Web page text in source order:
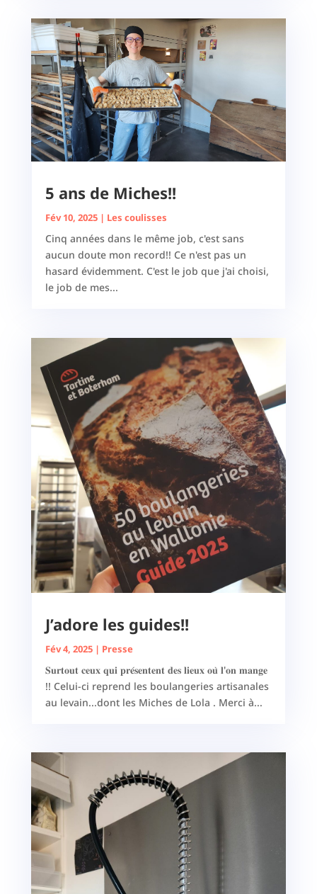
5 ans de Miches!!
Fév 10, 2025| Les coulisses
Cinq années dans le même job, c'est sans
aucun doute mon record!! Ce n'est pas un
hasard évidemment. C'est le job que j'ai choisi,
le job de mes...
J’adore les guides!!
Fév 4, 2025| Presse
𝐒𝐮𝐫𝐭𝐨𝐮𝐭 𝐜𝐞𝐮𝐱 𝐪𝐮𝐢 𝐩𝐫𝐞́𝐬𝐞𝐧𝐭𝐞𝐧𝐭 𝐝𝐞𝐬 𝐥𝐢𝐞𝐮𝐱 𝐨𝐮̀ 𝐥'𝐨𝐧 𝐦𝐚𝐧𝐠𝐞
!! Celui-ci reprend les boulangeries artisanales
au levain...dont les Miches de Lola . Merci à...